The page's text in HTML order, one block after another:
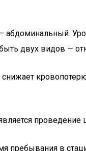
двух видов —
проведение
пребывания в